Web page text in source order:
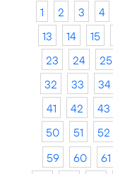
1 2 3 4
13
14 15
23
24 25
32
33 34
41
42 43
50
51 52
59
60 61